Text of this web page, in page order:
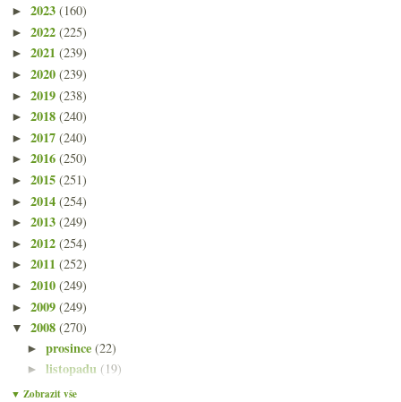
► 2023 (160)
► 2022 (225)
► 2021 (239)
► 2020 (239)
► 2019 (238)
► 2018 (240)
► 2017 (240)
► 2016 (250)
► 2015 (251)
► 2014 (254)
► 2013 (249)
► 2012 (254)
► 2011 (252)
► 2010 (249)
► 2009 (249)
▼ 2008 (270)
►prosince(22)
►listopadu (19)
►října(22)
▼ Zobrazit vše